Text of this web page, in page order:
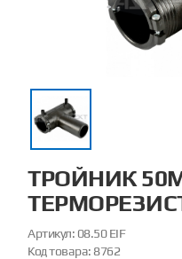
ТРОЙНИК
Артикул: 08.50 EIF
Код товара:8762